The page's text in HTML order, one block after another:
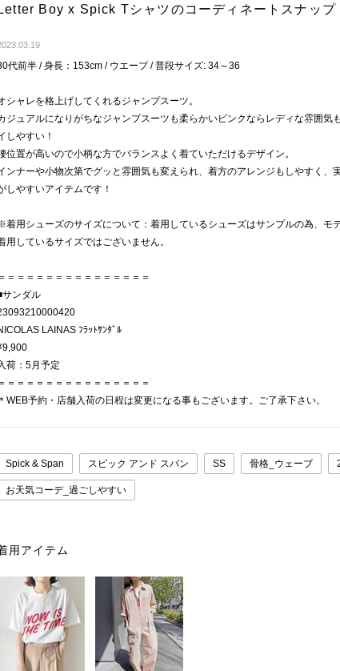
Letter Boy x Spick Tシャツのコーディネートスナップ
代前半 / 身長：153cm / ウエーブ / 普段サイズ: 34～36
シャレを格上げしてくれるジャンプスーツ。
ジュアルになりがちなジャンプスーツも柔らかいピンクならレディな雰囲気
しやすい！
位置が高いので小柄な方でバランスよく着ていただけるデザイン。
ンナーや小物次第でグッと雰囲気も変えられ、着方のアレンジもしやすく、
しやすいアイテムです！
着用シューズのサイズについて：着用しているシューズはサンプルの為、モ
用しているサイズではございません。
＝＝＝＝＝＝＝＝＝＝＝＝＝＝＝＝
サンダル
LAINAS ﾌﾗｯﾄｻﾝﾀﾞﾙ
荷：5月予定
＝＝＝＝＝＝＝＝＝＝＝＝＝＝＝＝
＊WEB予約・店舗入荷の日程は変更になる事もございます。ご了承下さい。
Spick & Span スピック アンド スパン SS 骨格_ウェーブ
お天気コーデ_過ごしやすい
用アイテム